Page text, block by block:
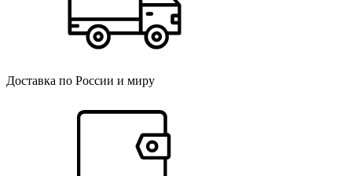
Доставка по России и миру